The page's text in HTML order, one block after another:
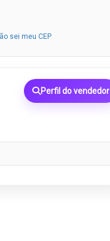
sei meu CEP
Perfil do vendedor